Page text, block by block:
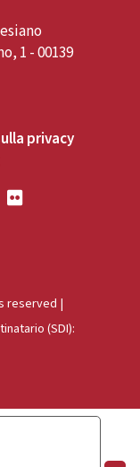
1 - 00139
privacy
reserved |
(SDI):
privacy